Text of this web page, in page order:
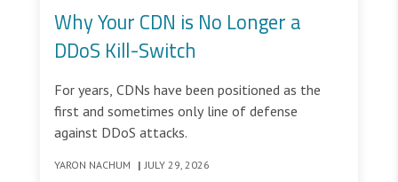
Why Your CDN is No Longer a
DDoS Kill-Switch
For years, CDNs have been positioned as the
first and sometimes only line of defense
against DDoS attacks.
YARON NACHUM | JULY 29, 2026